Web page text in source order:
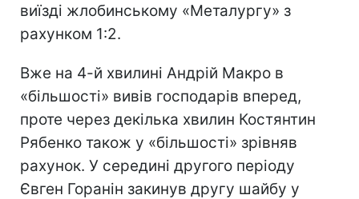
виїзді жлобинському «Металургу» з
рахунком 1:2.
Вже на 4-й хвилині Андрій Макро в
«більшості» вивів господарів вперед,
проте через декілька хвилин Костянтин
Рябенко також у «більшості» зрівняв
рахунок. У середині другого періоду
Євген Горанін закинув другу шайбу у